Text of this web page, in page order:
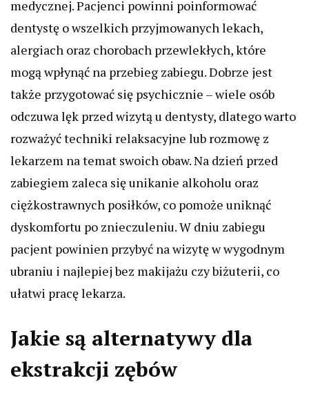
medycznej. Pacjenci powinni poinformować
dentystę o wszelkich przyjmowanych lekach,
alergiach oraz chorobach przewlekłych, które
mogą wpłynąć na przebieg zabiegu. Dobrze jest
także przygotować się psychicznie – wiele osób
odczuwa lęk przed wizytą u dentysty, dlatego warto
rozważyć techniki relaksacyjne lub rozmowę z
lekarzem na temat swoich obaw. Na dzień przed
zabiegiem zaleca się unikanie alkoholu oraz
ciężkostrawnych posiłków, co pomoże uniknąć
dyskomfortu po znieczuleniu. W dniu zabiegu
pacjent powinien przybyć na wizytę w wygodnym
ubraniu i najlepiej bez makijażu czy biżuterii, co
ułatwi pracę lekarza.
Jakie są alternatywy dla
ekstrakcji zębów